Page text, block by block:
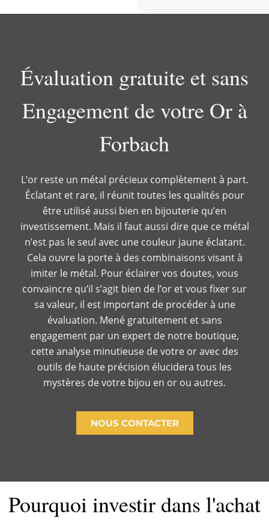
Évaluation gratuite et sans
Engagement de votre Or à
Forbach
L’or reste un métal précieux complètement à part.
Éclatant et rare, il réunit toutes les qualités pour
être utilisé aussi bien en bijouterie qu’en
investissement. Mais il faut aussi dire que ce métal
n’est pas le seul avec une couleur jaune éclatant.
Cela ouvre la porte à des combinaisons visant à
imiter le métal. Pour éclairer vos doutes, vous
convaincre qu’il s’agit bien de l’or et vous fixer sur
sa valeur, il est important de procéder à une
évaluation. Mené gratuitement et sans
engagement par un expert de notre boutique,
cette analyse minutieuse de votre or avec des
outils de haute précision élucidera tous les
mystères de votre bijou en or ou autres.
NOUS CONTACTER
Pourquoi investir dans l'achat